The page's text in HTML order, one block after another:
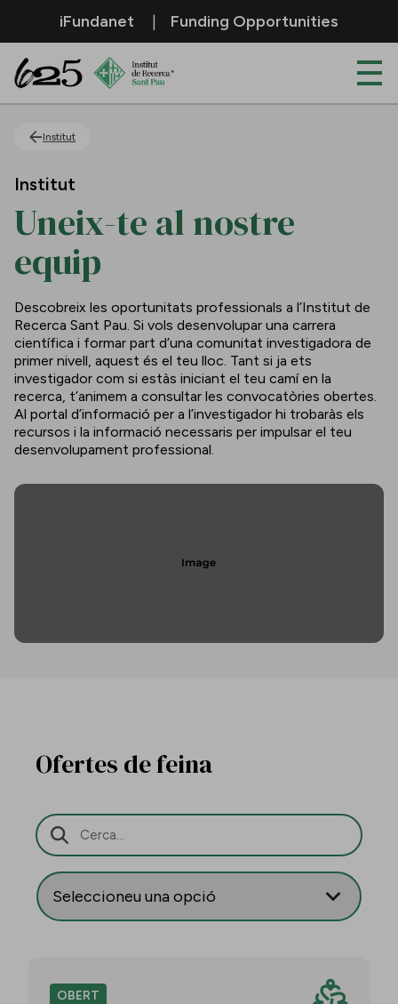
Salta al contingut principal
iFundanet Funding Opportunities
Institut
Institut
Uneix-te al nostre
equip
Descobreix les oportunitats professionals a l’Institut de
Recerca Sant Pau. Si vols desenvolupar una carrera
científica i formar part d’una comunitat investigadora de
primer nivell, aquest és el teu lloc. Tant si ja ets
investigador com si estàs iniciant el teu camí en la
recerca, t’animem a consultar les convocatòries obertes.
Al portal d’informació per a l’investigador hi trobaràs els
recursos i la informació necessaris per impulsar el teu
desenvolupament professional.
Ofertes de feina
Barra de cerca
OBERT